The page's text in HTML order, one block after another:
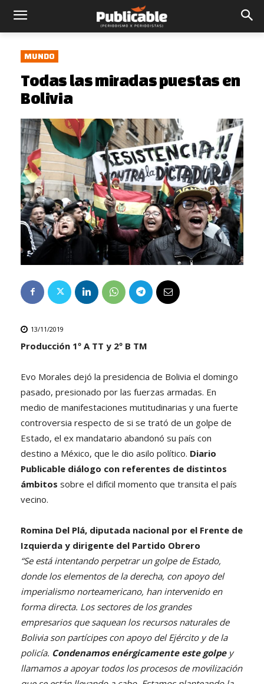
MUNDO
Todas las miradas puestas en
Bolivia
13/11/2019
Producción 1º A TT y 2º B TM
Evo Morales dejó la presidencia de Bolivia el domingo
pasado, presionado por las fuerzas armadas. En
medio de manifestaciones mutitudinarias y una fuerte
controversia respecto de si se trató de un golpe de
Estado, el ex mandatario abandonó su país con
destino a México, que le dio asilo político. Diario
Publicable diálogo con referentes de distintos
ámbitos sobre el difícil momento que transita el país
vecino.
Romina Del Plá, diputada nacional por el Frente de
Izquierda y dirigente del Partido Obrero
“Se está intentando perpetrar un golpe de Estado,
donde los elementos de la derecha, con apoyo del
imperialismo norteamericano, han intervenido en
forma directa. Los sectores de los grandes
empresarios que saquean los recursos naturales de
Bolivia son partícipes con apoyo del Ejército y de la
policía. Condenamos enérgicamente este golpey
llamamos a apoyar todos los procesos de movilización